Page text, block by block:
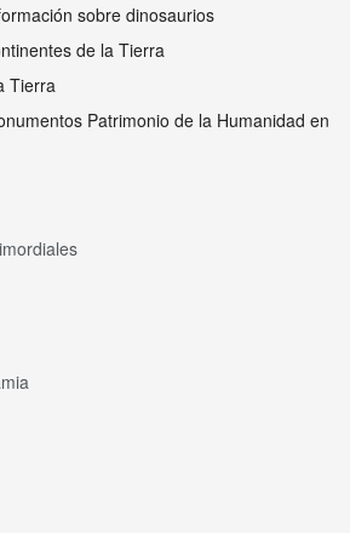
sobre dinosaurios
de la Tierra
Tierra
Patrimonio de la Humanidad en